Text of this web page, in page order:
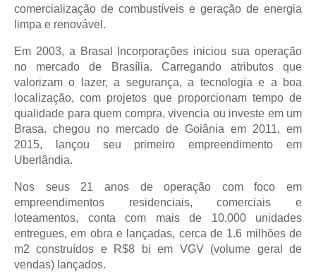
comercialização de combustíveis e geração de energia
limpa e renovável.
Em 2003, a Brasal Incorporações iniciou sua operação
no mercado de Brasília. Carregando atributos que
valorizam o lazer, a segurança, a tecnologia e a boa
localização, com projetos que proporcionam tempo de
qualidade para quem compra, vivencia ou investe em um
Brasa. chegou no mercado de Goiânia em 2011, em
2015, lançou seu primeiro empreendimento em
Uberlândia.
Nos seus 21 anos de operação com foco em
empreendimentos residenciais, comerciais e
loteamentos, conta com mais de 10.000 unidades
entregues, em obra e lançadas, cerca de 1.6 milhões de
m2 construídos e R$8 bi em VGV (volume geral de
vendas) lançados.